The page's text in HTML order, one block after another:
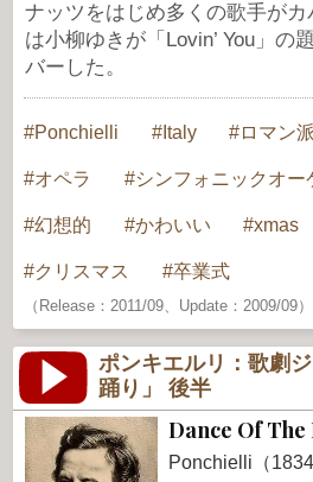
ナッツをはじめ多くの歌手が
は小柳ゆきが「Lovin’ You」の
バーした。
Ponchielli Italy ロマン
オペラ シンフォニックオー
幻想的 かわいい xmas
クリスマス 卒業式
（Release：2011/09、Update：2009/09）
ポンキエルリ：歌劇
踊り」 後半
Dance Of
Ponchielli（1834